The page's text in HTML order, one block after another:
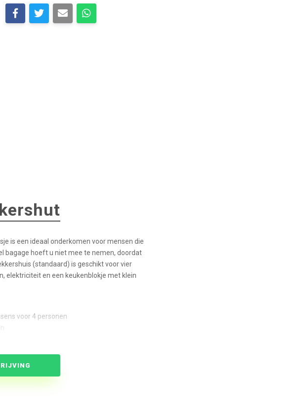
is een ideaal onderkomen voor mensen die
bagage hoeft u niet mee te nemen, doordat
(standaard) is geschikt voor vier
elektriciteit en een keukenblokje met klein
voor 4 personen